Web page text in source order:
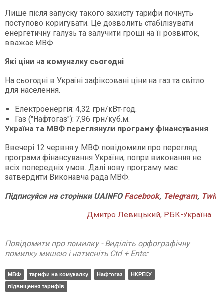
Лише після запуску такого захисту тарифи почнуть
поступово коригувати. Це дозволить стабілізувати
енергетичну галузь та залучити гроші на її розвиток,
вважає МВФ.
Які ціни на комуналку сьогодні
На сьогодні в Україні зафіксовані ціни на газ та світло
для населення.
Електроенергія: 4,32 грн/кВт∙год.
Газ ("Нафтогаз"): 7,96 грн/куб.м.
Україна та МВФ переглянули програму фінансування
Ввечері 12 червня у МВФ повідомили про перегляд
програми фінансування України, попри виконання не
всіх попередніх умов. Далі нову програму має
затвердити Виконавча рада МВФ.
ПідписуйсянасторінкиUAINFO Facebook, Telegram,
Дмитро Левицький, РБК-Україна
Повідомити про помилку - Виділіть орфографічну
помилку мишею і натисніть Ctrl + Enter
МВФ тарифи на комуналку Нафтогаз
НКРЕКУ
підвищення тарифів